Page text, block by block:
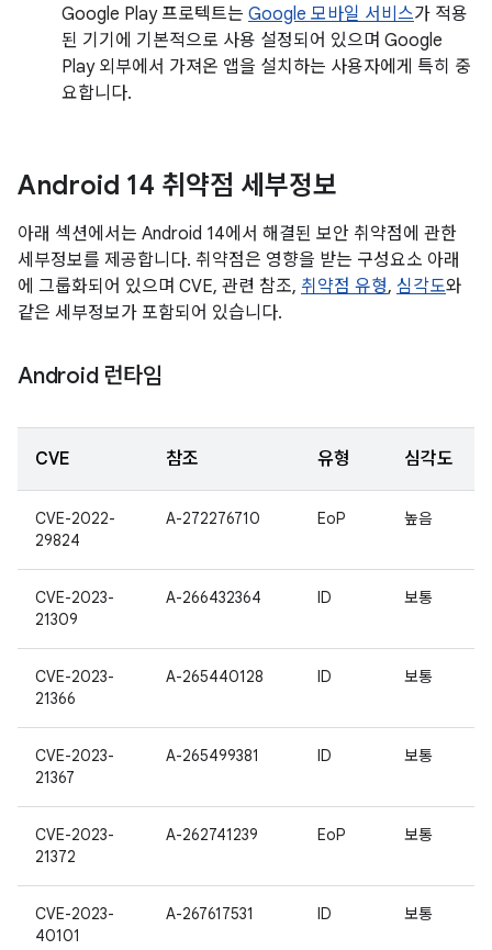
Google Play 프로텍트는 Google 모바일 서비스가 적용
된 기기에 기본적으로 사용 설정되어 있으며 Google
Play 외부에서 가져온 앱을 설치하는 사용자에게 특히 중
요합니다.
Android 14 취약점 세부정보
아래 섹션에서는 Android 14에서 해결된 보안 취약점에 관한
세부정보를 제공합니다. 취약점은 영향을 받는 구성요소 아래
에 그룹화되어 있으며 CVE, 관련 참조, 취약점 유형, 심각도와
같은 세부정보가 포함되어 있습니다.
Android 런타임
CVE 참조 유형 심각도
CVE-2022-
29824
A-272276710 EoP 높음
CVE-2023-
21309
A-266432364 ID 보통
CVE-2023-
21366
A-265440128 ID 보통
CVE-2023-
21367
A-265499381 ID 보통
CVE-2023-
21372
A-262741239 EoP 보통
CVE-2023-
40101
A-267617531 ID 보통